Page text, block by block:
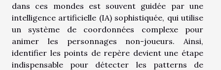
dans ces mondes est souvent guidée par une
intelligence artificielle (IA) sophistiquée, qui utilise
un système de coordonnées complexe pour
animer les personnages non-joueurs. Ainsi,
identifier les points de repère devient une étape
indispensable pour détecter les patterns de